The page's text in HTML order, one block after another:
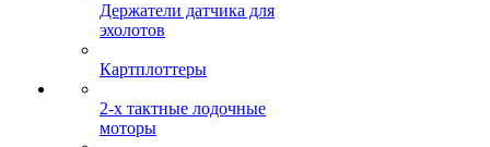
Держатели датчика для
эхолотов
Картплоттеры
2-х тактные лодочные
моторы